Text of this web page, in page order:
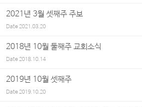
2021년 3월 셋째주 주보
Date2021.03.20
2018년 10월 둘째주 교회소식
Date2018.10.14
2019년 10월 셋째주
Date2019.10.20